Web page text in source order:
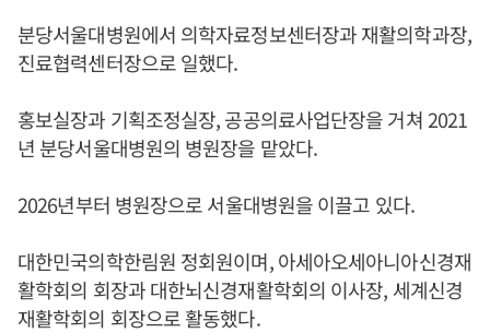
분당서울대병원에서 의학자료정보센터장과 재활의학과장,
진료협력센터장으로 일했다.
홍보실장과 기획조정실장, 공공의료사업단장을 거쳐 2021
년 분당서울대병원의 병원장을 맡았다.
2026년부터 병원장으로 서울대병원을 이끌고 있다.
대한민국의학한림원 정회원이며, 아세아오세아니아신경재
활학회의 회장과 대한뇌신경재활학회의 이사장, 세계신경
재활학회의 회장으로 활동했다.